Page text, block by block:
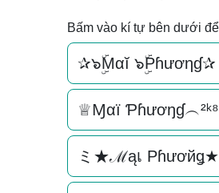
Bấm vào kí tự bên dưới
✰๖ۣۜMαĭ ๖ۣۜPɦươηɠ✰
♕Ɱαї Ƥɦươŋɠ︵²ᵏ⁸
ミ★ℳąเ